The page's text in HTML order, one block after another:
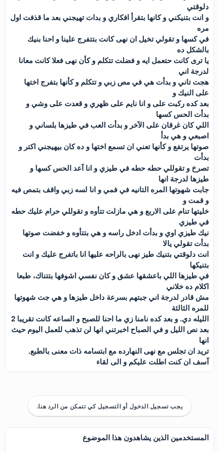
دلوقتي
و انت بتنيكني و كانها بتقرأ افكاري و بدات تهيجني بعد ما قذفت اول
مره
في كسها و تقولي تخيل ان نهى كانت بتتفرج علينا و احنا بنيك
بالشكل ده
يا ترى كانت حتعمل ايه و فضلت تتكلم و كأن نهى فعلا كانت معانا
لدرجة اني
هجت تاني و بدأت هي في مص زبي و تتكلم و كأنها بتفرج اختها
على النيك و
بعد كده ركبت على و انا نايم على ظهري و قعدت على وشي و
بدأت الحس كسها
اللي كان غرقان على الآخر و بدأت العب في طيزها بلساني و
اصبعي و هي بدأ
صوتها يرتفع و كأنها تعني ان تسمع اختها و ده كان بيهيجني اكتر و
بدأت
تصرخ و تقوللي حطه حطه في طيزي و انا آعد الحس كسها و
طيزها لدرجة انها
جابت شهوتها المره التانيه في فمي و انا لسه زبي واقف بتمص فيه
و قمت و
خليتها تنام على الاربع و هي مازلت تتأوه و تقوللي حرام عليك حطه
في طيزي
نيك طيزي اوي و بدأت ادخل راسه و هي بتتأوه و خفضت صوتها
بدأت تقولي يالا
انت دلوقتي بتنيك طيز نهى بالراحه عليها انا باتفرج عليك و انت
بتنيكها
في طيزها اللي باعشقها عشق و كان نفسي اشوفها بتتناك، طبعا
اكلام ده خلاني
مش قادر لدرجة اني جبتهم بسرعة داخل طيزها و هي جت شهوتها
للمره الثالثة
الليله دي. و بعد كده نامنا زي ما احنا للصبح و الساعه كانت تقريبا 2
بعد نص الليل و في الصباح اخبرتني انها لن تذهب للعمل اليوم حيث
انها
تريد ان تجلس مع نهى النهارده مع ابتسامه ذات معنى بالطبع.
آسف ان كنت اطلت عليكم و الى لقاء
يجب تسجيل الدخول أو التسجيل كي تتمكن من الرد هنا.
المستخدمين الذين يشاهدون هذا الموضوع